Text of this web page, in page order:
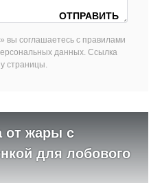
вы соглашаетесь с правилами
данных. Ссылка
страницы.
от жары с
для лобового